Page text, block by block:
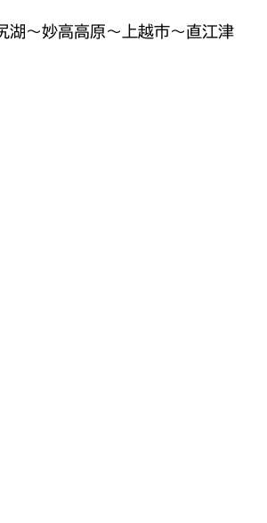
湖〜妙高高原〜上越市〜直江津